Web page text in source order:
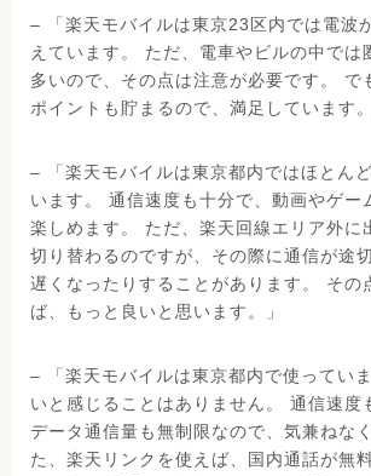
– 「楽天モバイルは東京23区内では電波
えています。 ただ、電車やビルの中では
多いので、その点は注意が必要です。 で
ポイントも貯まるので、満足しています。
– 「楽天モバイルは東京都内ではほとん
います。 通信速度も十分で、動画やゲー
楽しめます。 ただ、楽天回線エリア外に
切り替わるのですが、その際に通信が途
遅くなったりすることがあります。 その
ば、もっと良いと思います。」
– 「楽天モバイルは東京都内で使ってい
いと感じることはありません。 通信速度
データ通信量も無制限なので、気兼ねな
た、楽天リンクを使えば、国内通話が無